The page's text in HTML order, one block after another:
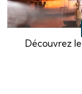
Découvrez